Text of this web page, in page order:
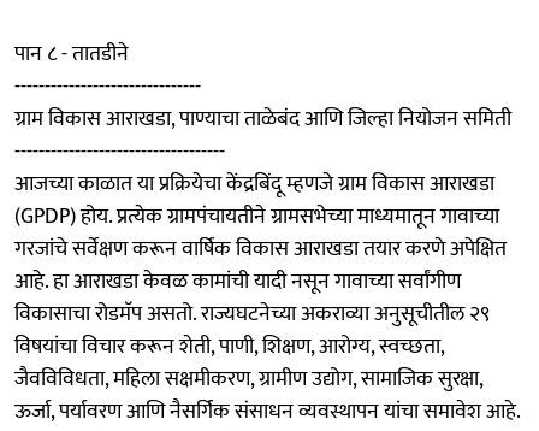
पान ८ - तातडीने
-------------------------------
ग्राम विकास आराखडा, पाण्याचा ताळेबंद आणि जिल्हा नियोजन समिती
-----------------------------------
आजच्या काळात या प्रक्रियेचा केंद्रबिंदू म्हणजे ग्राम विकास आराखडा
(GPDP) होय. प्रत्येक ग्रामपंचायतीने ग्रामसभेच्या माध्यमातून गावाच्या
गरजांचे सर्वेक्षण करून वार्षिक विकास आराखडा तयार करणे अपेक्षित
आहे. हा आराखडा केवळ कामांची यादी नसून गावाच्या सर्वांगीण
विकासाचा रोडमॅप असतो. राज्यघटनेच्या अकराव्या अनुसूचीतील २९
विषयांचा विचार करून शेती, पाणी, शिक्षण, आरोग्य, स्वच्छता,
जैवविविधता, महिला सक्षमीकरण, ग्रामीण उद्योग, सामाजिक सुरक्षा,
ऊर्जा, पर्यावरण आणि नैसर्गिक संसाधन व्यवस्थापन यांचा समावेश आहे.